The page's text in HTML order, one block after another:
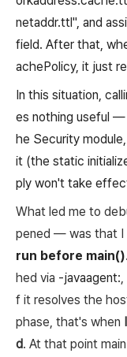
netaddr.ttl", and
field. After that,
achePolicy, it just
In this situation,
es nothing useful
he Security
it (the static
ply won't take
What led me to
pened — was that I
run before main()
hed via -javaagent:
f it resolves the
phase, that's when
d. At that point